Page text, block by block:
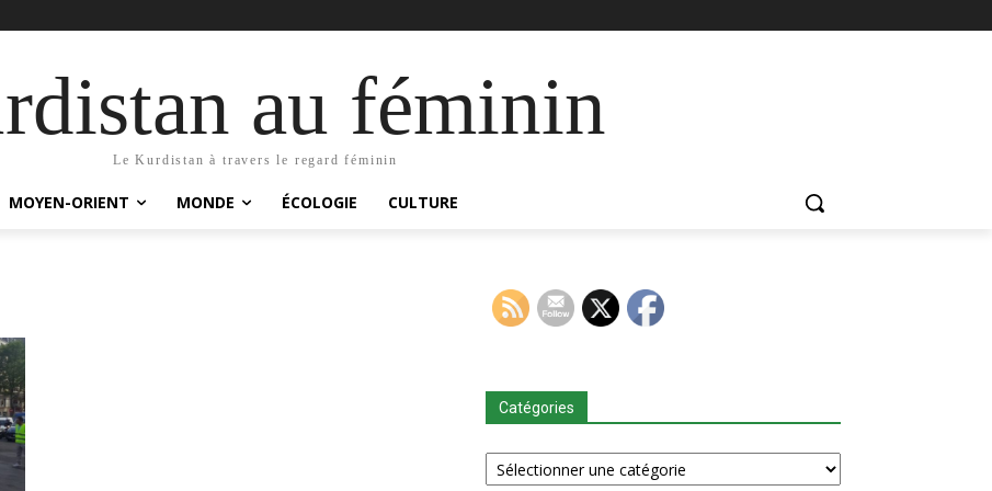
au féminin
Le Kurdistan à travers le regard féminin
MOYEN-ORIENT MONDE ÉCOLOGIE CULTURE
Catégories
Catégories